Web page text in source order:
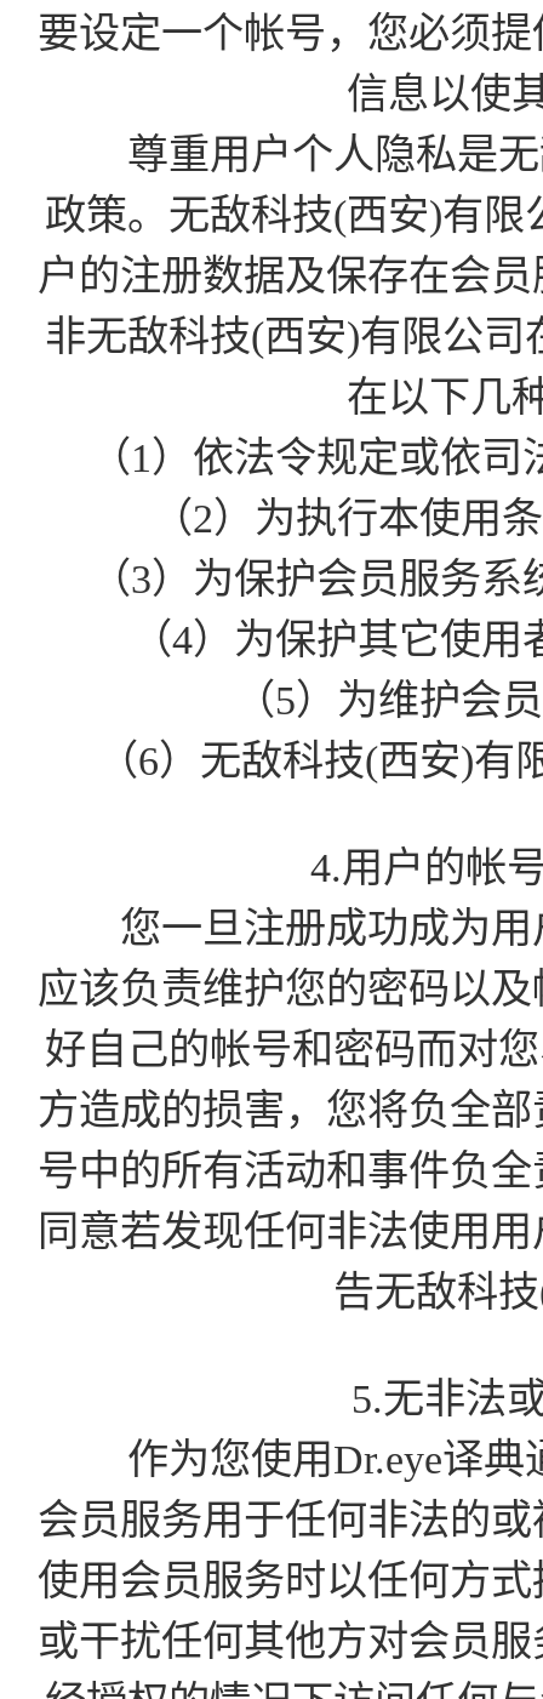
要设定一个帐号，您必须
信息以使
尊重用户个人隐私是无
政策。无敌科技(西安)有
户的注册数据及保存在会
非无敌科技(西安)有限公
在以下几
（1）依法令规定或依
（2）为执行本使用
（3）为保护会员服务
（4）为保护其它使
（5）为维护会
（6）无敌科技(西安)
4.用户的帐
您一旦注册成功成为用
应该负责维护您的密码以
好自己的帐号和密码而对
方造成的损害，您将负全
号中的所有活动和事件负
同意若发现任何非法使用
告无敌科
5.无非法
作为您使用Dr.eye译典
会员服务用于任何非法的
使用会员服务时以任何方
或干扰任何其他方对会员